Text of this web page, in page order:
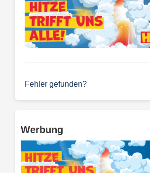
Fehler gefunden?
Werbung